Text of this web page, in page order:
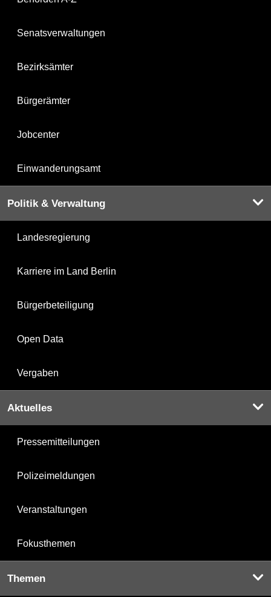
Senatsverwaltungen
Bezirksämter
Bürgerämter
Jobcenter
Einwanderungsamt
Politik & Verwaltung
Landesregierung
Karriere im Land Berlin
Bürgerbeteiligung
Open Data
Vergaben
Aktuelles
Pressemitteilungen
Polizeimeldungen
Veranstaltungen
Fokusthemen
Themen